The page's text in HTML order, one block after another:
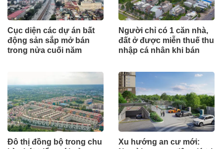
Cục diện các dự án bất
động sản sắp mở bán
trong nửa cuối năm
Người chỉ có 1 căn nhà,
đất ở được miễn thuế thu
nhập cá nhân khi bán
Đô thị đồng bộ trong chu
Xu hướng an cư mới: